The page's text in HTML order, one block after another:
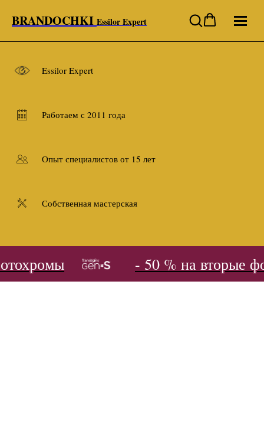
BRANDOCHKI Essilor Expert
Essilor Expert
Работаем с 2011 года
Опыт специалистов от 15 лет
Собственная мастерская
- 50 % на вторые